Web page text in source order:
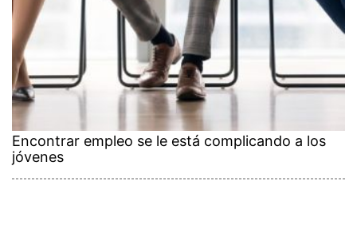
Encontrar empleo se le está complicando a los
jóvenes